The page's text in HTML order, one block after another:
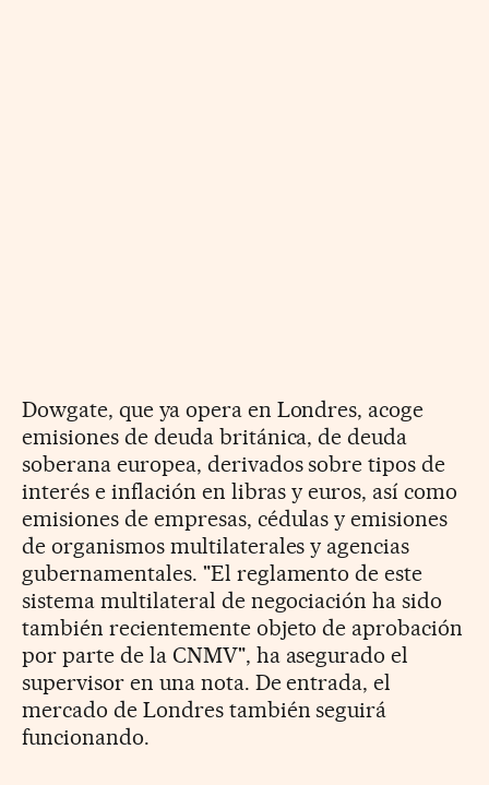
Dowgate, que ya opera en Londres, acoge
emisiones de deuda británica, de deuda
soberana europea, derivados sobre tipos de
interés e inflación en libras y euros, así como
emisiones de empresas, cédulas y emisiones
de organismos multilaterales y agencias
gubernamentales. "El reglamento de este
sistema multilateral de negociación ha sido
también recientemente objeto de aprobación
por parte de la CNMV", ha asegurado el
supervisor en una nota. De entrada, el
mercado de Londres también seguirá
funcionando.